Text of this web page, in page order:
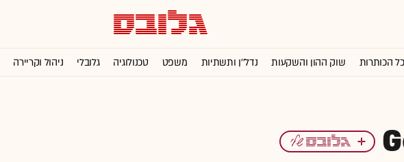
כל הכותרות שוק ההון והשקעות נדל''ן ותשתיות משפט טכנולוגיה גלובלי ניהול וקריירה